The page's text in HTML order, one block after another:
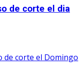
de corte el dia